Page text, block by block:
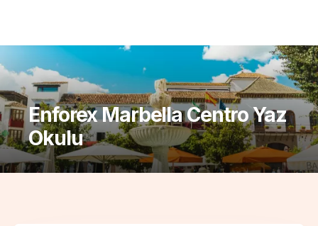
Enforex Marbella Centro Yaz
Okulu